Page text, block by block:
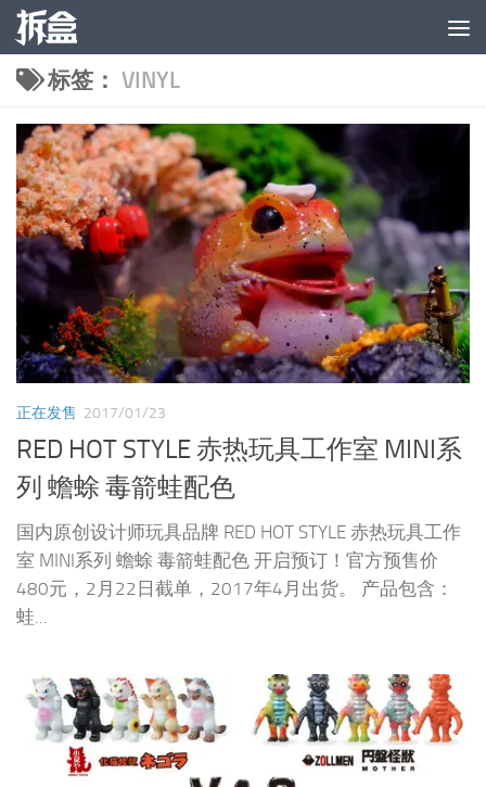
跳至内容
标签： VINYL
正在发售 2017/01/23
RED HOT STYLE 赤热玩具工作室 MINI系
列 蟾蜍 毒箭蛙配色
国内原创设计师玩具品牌 RED HOT STYLE 赤热玩具工作
室 MINI系列 蟾蜍 毒箭蛙配色 开启预订！官方预售价
480元，2月22日截单，2017年4月出货。 产品包含：
蛙...